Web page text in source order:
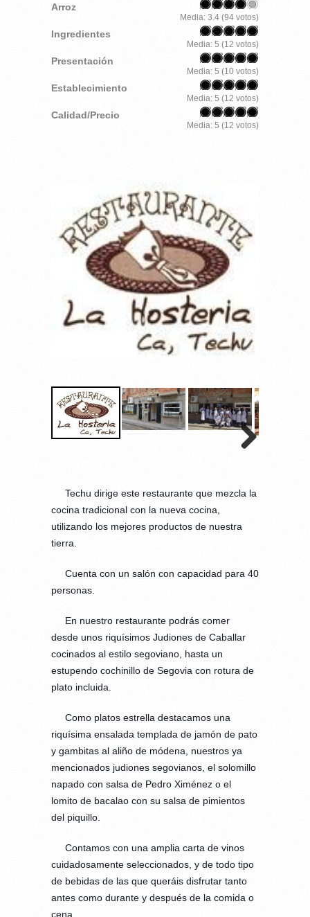
Arroz
Media: 3.4 (94 votos)
Ingredientes
Media: 5 (12 votos)
Presentación
Media: 5 (10 votos)
Establecimiento
Media: 5 (12 votos)
Calidad/Precio
Media: 5 (12 votos)
Techu dirige este restaurante que mezcla la
cocina tradicional con la nueva cocina,
utilizando los mejores productos de nuestra
tierra.
Cuenta con un salón con capacidad para 40
personas.
En nuestro restaurante podrás comer
desde unos riquísimos Judiones de Caballar
cocinados al estilo segoviano, hasta un
estupendo cochinillo de Segovia con rotura de
plato incluida.
Como platos estrella destacamos una
riquísima ensalada templada de jamón de pato
y gambitas al aliño de módena, nuestros ya
mencionados judiones segovianos, el solomillo
napado con salsa de Pedro Ximénez o el
lomito de bacalao con su salsa de pimientos
del piquillo.
Contamos con una amplia carta de vinos
cuidadosamente seleccionados, y de todo tipo
de bebidas de las que queráis disfrutar tanto
antes como durante y después de la comida o
cena.